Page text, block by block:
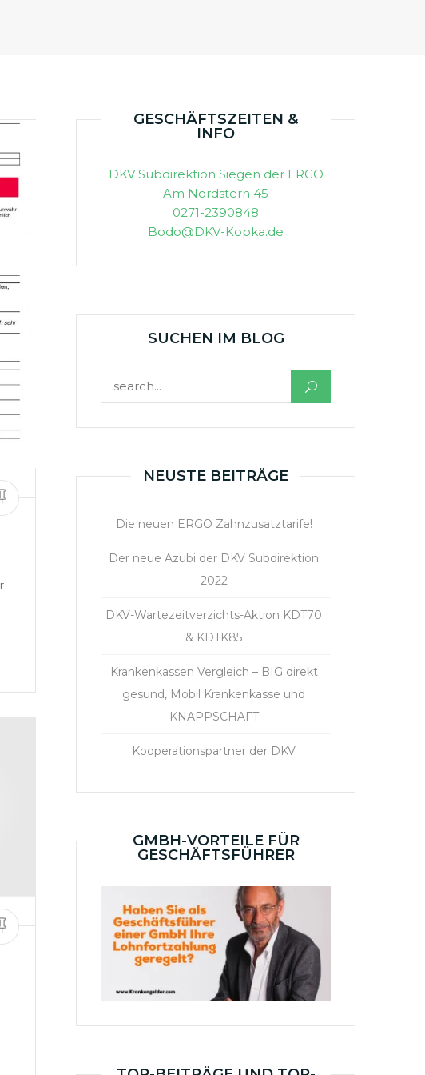
GESCHÄFTSZEITEN &
INFO
DKV Subdirektion Siegen der ERGO
Am Nordstern 45
0271-2390848
Bodo@DKV-Kopka.de
SUCHEN IM BLOG
NEUSTE BEITRÄGE
Die neuen ERGO Zahnzusatztarife!
Der neue Azubi der DKV Subdirektion
2022
DKV-Wartezeitverzichts-Aktion KDT70
& KDTK85
Krankenkassen Vergleich – BIG direkt
gesund, Mobil Krankenkasse und
KNAPPSCHAFT
Kooperationspartner der DKV
GMBH-VORTEILE FÜR
GESCHÄFTSFÜHRER